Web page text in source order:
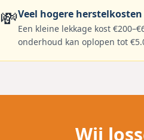
💸Veel hogere herstelkosten
Een kleine lekkage kost
onderhoud kan oplopen tot
Wij